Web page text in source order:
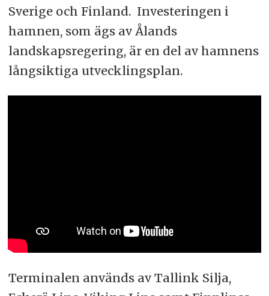
Sverige och Finland. Investeringen i
hamnen, som ägs av Ålands
landskapsregering, är en del av hamnens
långsiktiga utvecklingsplan.
Terminalen används av Tallink Silja,